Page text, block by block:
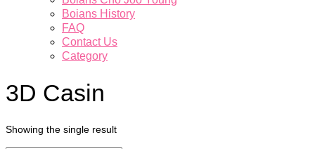
Boians History
FAQ
Contact Us
Category
3D Casin
Showing the single result